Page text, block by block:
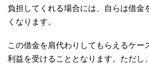
負担してくれる場合には、自らは借金
くなります。
この借金を肩代わりしてもらえるケー
利益を受けることとなります。ただし、